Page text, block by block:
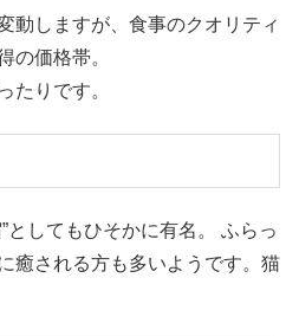
動しますが、食事のクオリティ
の価格帯。
たりです。
としてもひそかに有名。 ふらっ
癒される方も多いようです。猫